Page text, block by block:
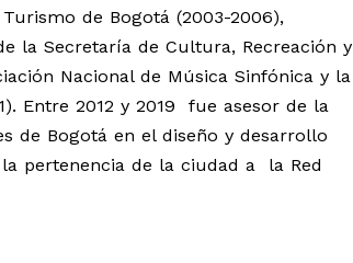
de Bogotá (2003-2006),
la Secretaría de Cultura, Recreación y
Nacional de Música Sinfónica y la
Entre 2012 y 2019 fue asesor de la
de Bogotá en el diseño y desarrollo
pertenencia de la ciudad a la Red